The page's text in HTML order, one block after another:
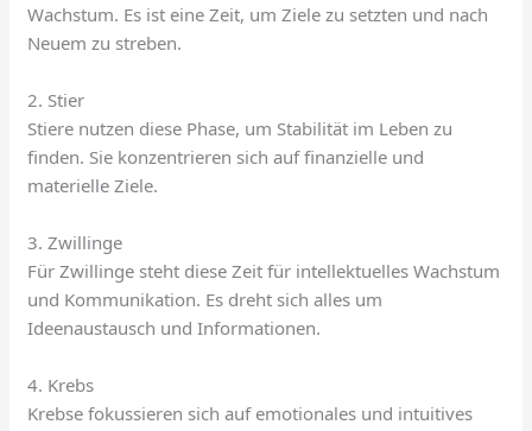
Wachstum. Es ist eine Zeit, um Ziele zu setzten und nach
Neuem zu streben.
2. Stier
Stiere nutzen diese Phase, um Stabilität im Leben zu
finden. Sie konzentrieren sich auf finanzielle und
materielle Ziele.
3. Zwillinge
Für Zwillinge steht diese Zeit für intellektuelles Wachstum
und Kommunikation. Es dreht sich alles um
Ideenaustausch und Informationen.
4. Krebs
Krebse fokussieren sich auf emotionales und intuitives